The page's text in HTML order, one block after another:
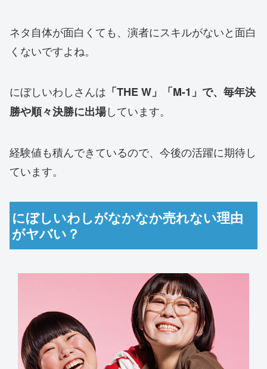
ネタ自体が面白くても、演者にスキルがないと面白
くないですよね。
にぼしいわしさんは 「THE W」「M-1」で、毎年決
勝や順々決勝に出場しています。
経験値も積んできているので、今後の活躍に期待し
ています。
にぼしいわしがなかなか売れない理由
がヤバい？